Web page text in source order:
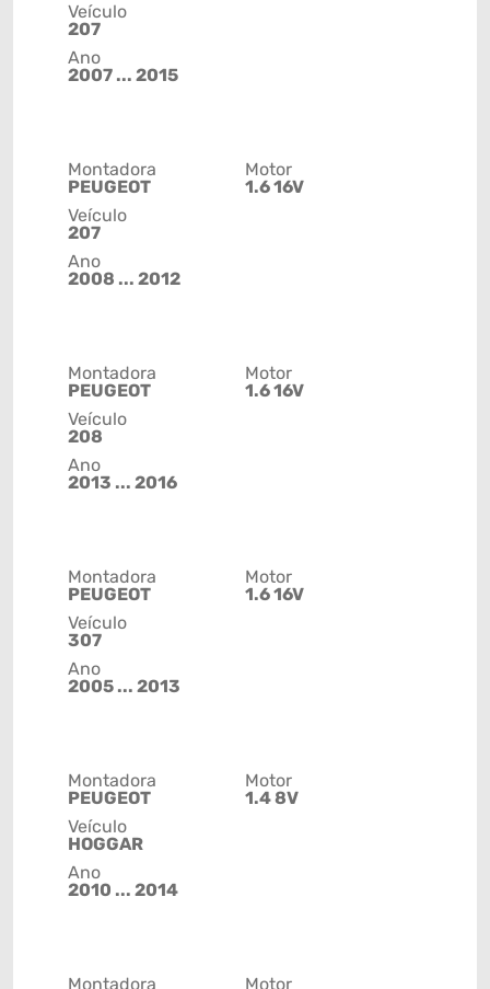
Veículo
207
Ano
2007 ... 2015
Montadora
PEUGEOT
Veículo
207
Ano
2008 ... 2012
Motor
1.6 16V
Montadora
PEUGEOT
Veículo
208
Ano
2013 ... 2016
Motor
1.6 16V
Montadora
PEUGEOT
Veículo
307
Ano
2005 ... 2013
Motor
1.6 16V
Montadora
PEUGEOT
Veículo
HOGGAR
Ano
2010 ... 2014
Motor
1.4 8V
Montadora Motor